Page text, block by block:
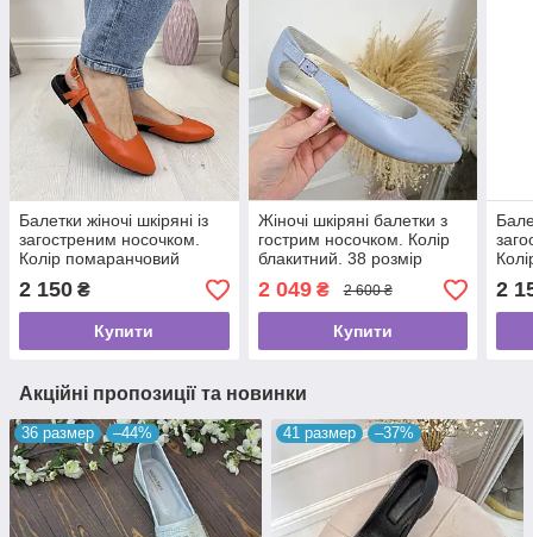
Балетки жіночі шкіряні із
загостреним носочком.
Колір помаранчовий
2 150 ₴
Купити
Жіночі шкіряні балетки з
гострим носочком. Колір
блакитний. 38 розмір
2 049₴ 2 600 ₴
Купити
2
Акційні пропозиції та новинки
36 размер –44% 41 размер –37%